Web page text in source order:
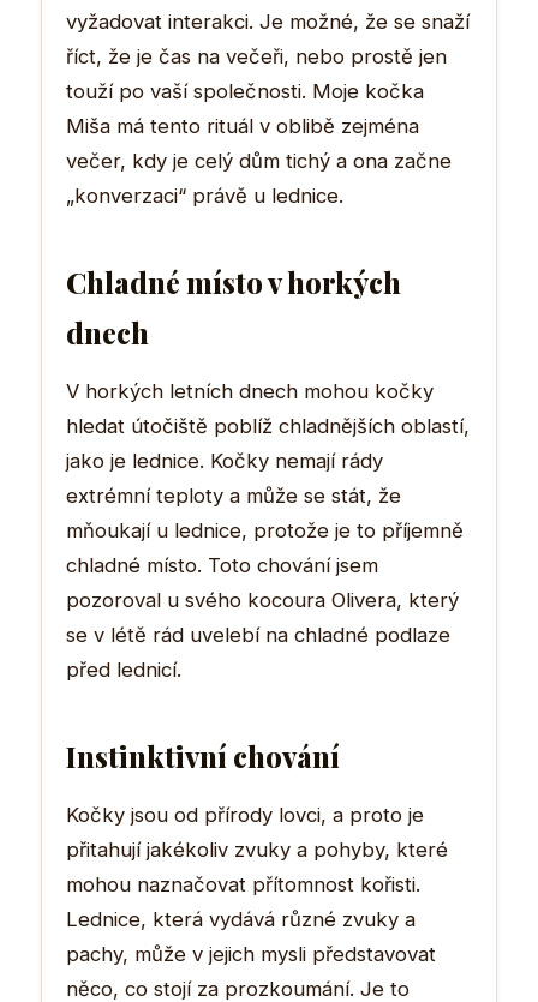
vyžadovat interakci. Je možné, že se snaží
říct, že je čas na večeři, nebo prostě jen
touží po vaší společnosti. Moje kočka
Miša má tento rituál v oblibě zejména
večer, kdy je celý dům tichý a ona začne
„konverzaci“ právě u lednice.
Chladné místo v horkých
dnech
V horkých letních dnech mohou kočky
hledat útočiště poblíž chladnějších oblastí,
jako je lednice. Kočky nemají rády
extrémní teploty a může se stát, že
mňoukají u lednice, protože je to příjemně
chladné místo. Toto chování jsem
pozoroval u svého kocoura Olivera, který
se v létě rád uvelebí na chladné podlaze
před lednicí.
Instinktivní chování
Kočky jsou od přírody lovci, a proto je
přitahují jakékoliv zvuky a pohyby, které
mohou naznačovat přítomnost kořisti.
Lednice, která vydává různé zvuky a
pachy, může v jejich mysli představovat
něco, co stojí za prozkoumání. Je to